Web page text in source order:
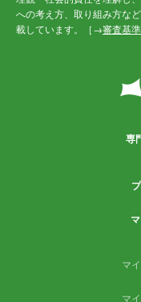
への考え方、取り組み方な
載しています。［→審査基準
専
マ
マ